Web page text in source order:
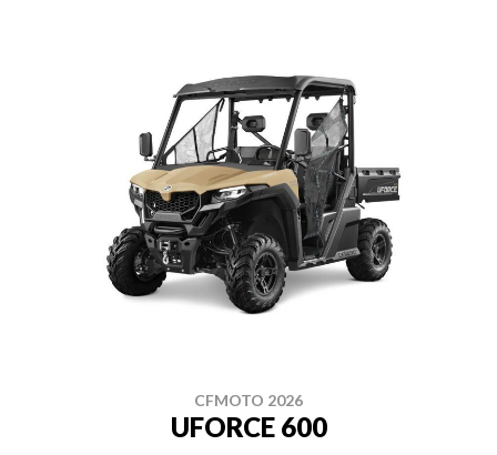
CFMOTO 2026
UFORCE 600